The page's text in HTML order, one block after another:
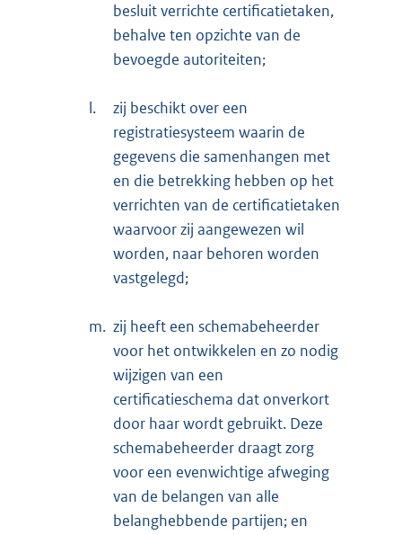
besluit verrichte certificatietaken,
behalve ten opzichte van de
bevoegde autoriteiten;
l.
zij beschikt over een
registratiesysteem waarin de
gegevens die samenhangen met
en die betrekking hebben op het
verrichten van de certificatietaken
waarvoor zij aangewezen wil
worden, naar behoren worden
vastgelegd;
m. zij heeft een schemabeheerder
voor het ontwikkelen en zo nodig
wijzigen van een
certificatieschema dat onverkort
door haar wordt gebruikt. Deze
schemabeheerder draagt zorg
voor een evenwichtige afweging
van de belangen van alle
belanghebbende partijen; en